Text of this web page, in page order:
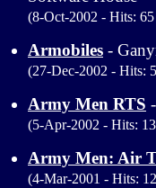
(8-Oct-2002 - Hits:
Armobiles -
(27-Dec-2002 - Hits:
Army Men RTS
(5-Apr-2002 - Hits:
Army Men: Air
(4-Mar-2001 - Hits: